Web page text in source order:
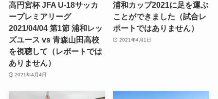
高円宮杯 JFA U-18サッカ
ープレミアリーグ
2021/04/04 第1節 浦和レッ
ズユース vs 青森山田高校
を視聴して（レポートでは
ありません）
2021年4月4日
浦和カップ2021に足を運ぶ
ことができました（試合レ
ポートではありません）
2021年4月1日